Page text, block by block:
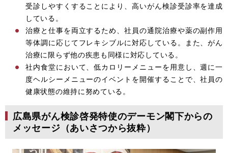
受診しやすくすることにより、高いがん検診受診率を達成
している。
治療と仕事を両立するため、社員の通院治療や薬の副作用
等体調に応じてフレキシブルに対応している。また、がん
治療に限らず他の疾患も同様に対応している。
社内食堂において、低カロリーメニューを用意し、週に一
度ヘルシーメニューのイベントを開催することで、社員の
健康状態の維持に努めている。
広島県がん検診啓発特使のデーモン閣下からの
メッセージ（あいさつから抜粋）